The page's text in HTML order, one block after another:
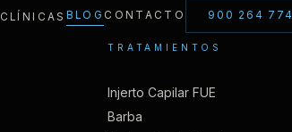
CLÍNICAS BLOG CONTACTO 900 264 774
TRATAMIENTOS
Injerto Capilar FUE
Barba